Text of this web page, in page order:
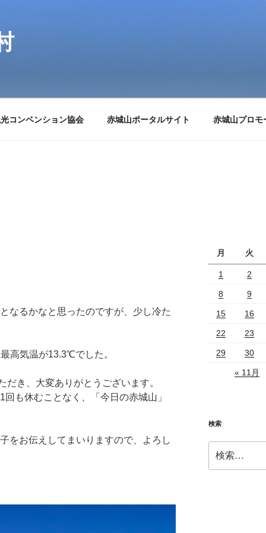
コンベンション協会 赤城山ポータルサイト 赤城山プロモ
なるかなと思ったのですが、少し冷た
高気温が13.3℃でした。
だき、大変ありがとうございます。
も休むことなく、「今日の赤城山」
をお伝えしてまいりますので、よろし
月 火
1 2
8 9
15 16
22 23
29 30
« 11月
検索
索: